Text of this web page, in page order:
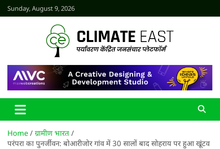
Skip
to
Sunday, August 9, 2026
CLIMATE EAST
Home
ग्रामीण भारत
परंपरा का पुनर्जीवन: बोआरीजोर गांव में 30 सालों बाद सोहराय पर हुआ खूंटव